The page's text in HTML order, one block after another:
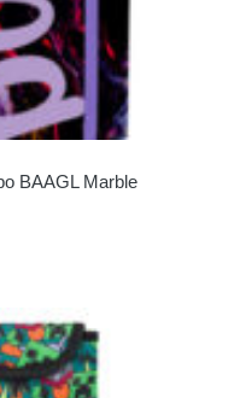
BAAGL Marble